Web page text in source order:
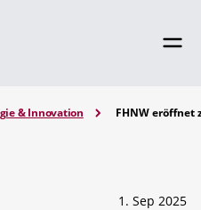
& Innovation FHNW
1. Sep 2025